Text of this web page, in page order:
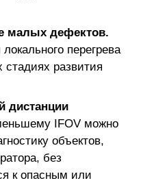
малых дефектов.
перегрева
развития
дистанции
IFOV можно
объектов,
без
к опасным или